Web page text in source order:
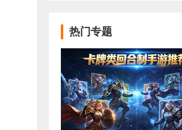
热门专题